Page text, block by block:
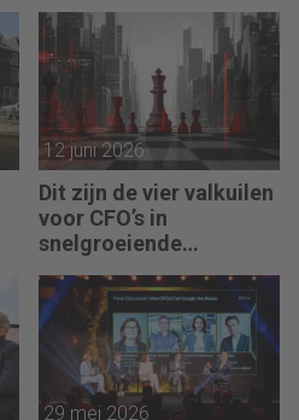
angst, maar vanuit
visie.”
12 juni 2026
Dit zijn de vier valkuilen
voor CFO’s in
snelgroeiende
organisaties
29 mei 2026